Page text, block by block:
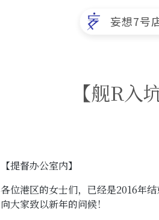
妄想7号
【舰R
【提督办公室内】
各位港区的女士们，已经是2016年
向大家致以新年的问候！